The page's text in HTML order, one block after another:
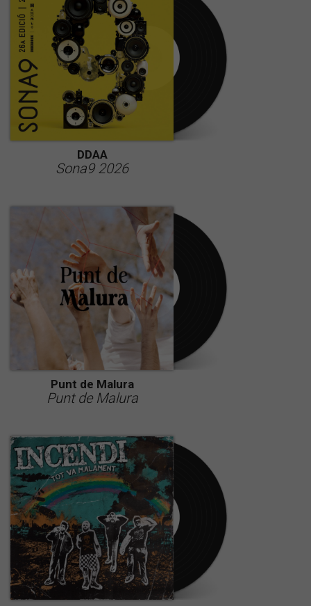
DDAA
Sona9 2026
Punt de Malura
Punt de Malura